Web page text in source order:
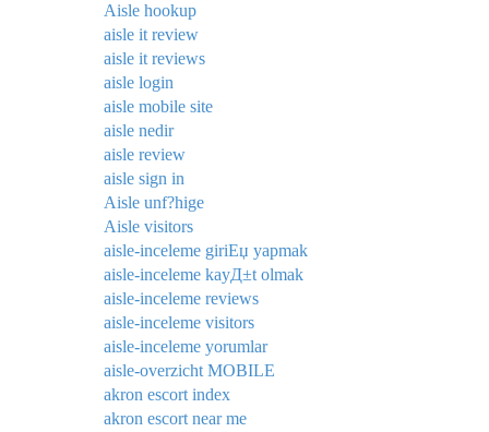
Aisle hookup
aisle it review
aisle it reviews
aisle login
aisle mobile site
aisle nedir
aisle review
aisle sign in
Aisle unf?hige
Aisle visitors
aisle-inceleme giriЕџ yapmak
aisle-inceleme kayД±t olmak
aisle-inceleme reviews
aisle-inceleme visitors
aisle-inceleme yorumlar
aisle-overzicht MOBILE
akron escort index
akron escort near me